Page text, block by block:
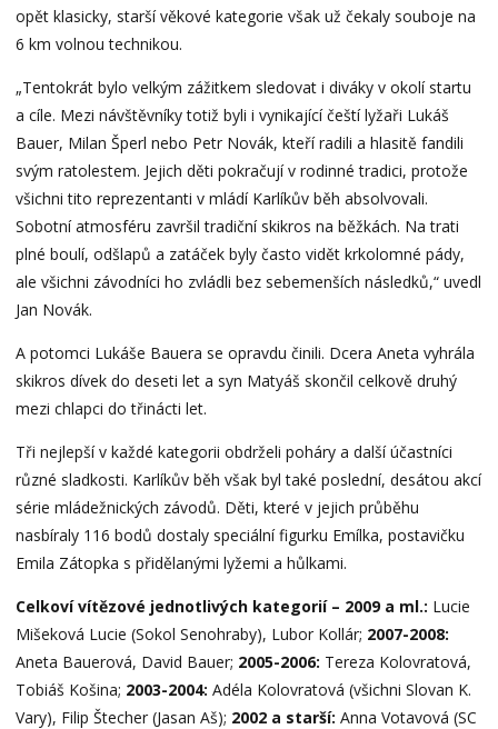
opět klasicky, starší věkové kategorie však už čekaly souboje na
6 km volnou technikou.
„Tentokrát bylo velkým zážitkem sledovat i diváky v okolí startu
a cíle. Mezi návštěvníky totiž byli i vynikající čeští lyžaři Lukáš
Bauer, Milan Šperl nebo Petr Novák, kteří radili a hlasitě fandili
svým ratolestem. Jejich děti pokračují v rodinné tradici, protože
všichni tito reprezentanti v mládí Karlíkův běh absolvovali.
Sobotní atmosféru završil tradiční skikros na běžkách. Na trati
plné boulí, odšlapů a zatáček byly často vidět krkolomné pády,
ale všichni závodníci ho zvládli bez sebemenších následků,“ uvedl
Jan Novák.
A potomci Lukáše Bauera se opravdu činili. Dcera Aneta vyhrála
skikros dívek do deseti let a syn Matyáš skončil celkově druhý
mezi chlapci do třinácti let.
Tři nejlepší v každé kategorii obdrželi poháry a další účastníci
různé sladkosti. Karlíkův běh však byl také poslední, desátou akcí
série mládežnických závodů. Děti, které v jejich průběhu
nasbíraly 116 bodů dostaly speciální figurku Emílka, postavičku
Emila Zátopka s přidělanými lyžemi a hůlkami.
Celkoví vítězové jednotlivých kategorií – 2009 a ml.: Lucie
Mišeková Lucie (Sokol Senohraby), Lubor Kollár; 2007-2008:
Aneta Bauerová, David Bauer; 2005-2006: Tereza Kolovratová,
Tobiáš Košina; 2003-2004: Adéla Kolovratová (všichni Slovan K.
Vary), Filip Štecher (Jasan Aš); 2002 a starší: Anna Votavová (SC